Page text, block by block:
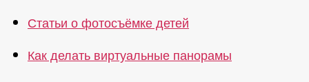
Статьи о фотосъёмке детей
Как делать виртуальные панорамы